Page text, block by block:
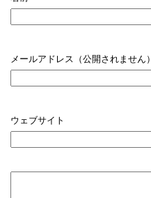
メールアドレス（公開されません
ウェブサイト